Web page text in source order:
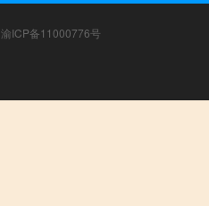
渝ICP备11000776号